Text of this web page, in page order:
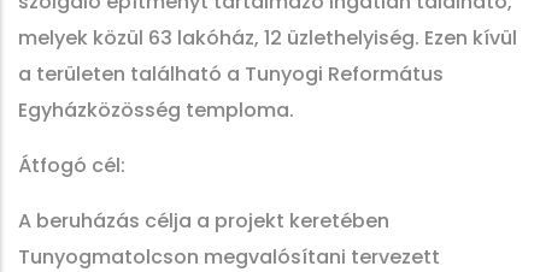
melyek közül 63 lakóház, 12 üzlethelyiség. Ezen kívül
a területen található a Tunyogi Református
Egyházközösség temploma.
Átfogó cél:
A beruházás célja a projekt keretében
Tunyogmatolcson megvalósítani tervezett